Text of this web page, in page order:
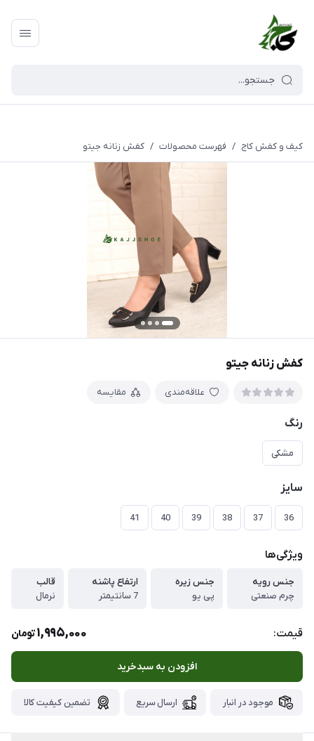
کیف و کفش کاج / فهرست محصولات / کفش زنانه جیتو
کفش زنانه جیتو
علاقه‌مندی مقایسه
رنگ
مشکی
سایز
36
37
38
39
40
41
ویژگی‌ها
جنس رویه
چرم صنعتی
جنس زیره
پی یو
ارتفاع پاشنه
7 سانتیمتر
قالب
نرمال
قیمت: 1,995,000تومان
افزودن به سبدخرید
موجود در انبار ارسال سریع تضمین کیفیت کالا